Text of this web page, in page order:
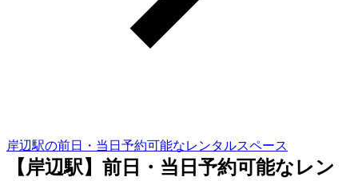
岸辺駅の前日・当日予約可能なレンタルスペース
【岸辺駅】前日・当日予約可能なレン